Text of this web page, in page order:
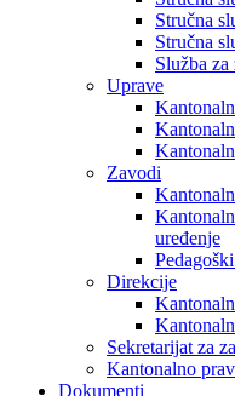
Stručna
Stručna
Služba
Uprave
Zavodi
uređenje
Direkcije
Sekretarijat za
Kantonalno
Dokumenti